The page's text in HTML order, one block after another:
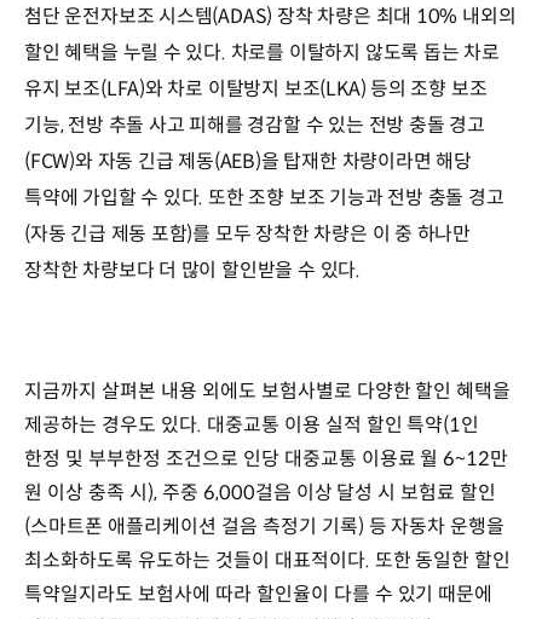
첨단 운전자보조 시스템(ADAS) 장착 차량은 최대 10% 내외의
할인 혜택을 누릴 수 있다. 차로를 이탈하지 않도록 돕는 차로
유지 보조(LFA)와 차로 이탈방지 보조(LKA) 등의 조향 보조
기능, 전방 추돌 사고 피해를 경감할 수 있는 전방 충돌 경고
(FCW)와 자동 긴급 제동(AEB)을 탑재한 차량이라면 해당
특약에 가입할 수 있다. 또한 조향 보조 기능과 전방 충돌 경고
(자동 긴급 제동 포함)를 모두 장착한 차량은 이 중 하나만
장착한 차량보다 더 많이 할인받을 수 있다.
지금까지 살펴본 내용 외에도 보험사별로 다양한 할인 혜택을
제공하는 경우도 있다. 대중교통 이용 실적 할인 특약(1인
한정 및 부부한정 조건으로 인당 대중교통 이용료 월 6~12만
원 이상 충족 시), 주중 6,000걸음 이상 달성 시 보험료 할인
(스마트폰 애플리케이션 걸음 측정기 기록) 등 자동차 운행을
최소화하도록 유도하는 것들이 대표적이다. 또한 동일한 할인
특약일지라도 보험사에 따라 할인율이 다를 수 있기 때문에